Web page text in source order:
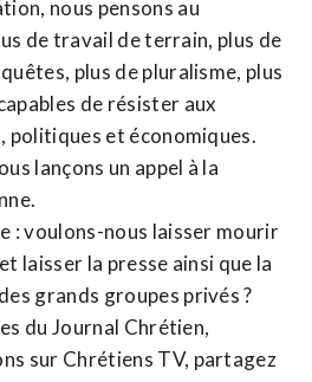
nous pensons au
de travail de terrain, plus de
plus de pluralisme, plus
de résister aux
politiques et économiques.
lançons un appel à la
: voulons-nous laisser mourir
laisser la presse ainsi que la
grands groupes privés ?
du Journal Chrétien,
sur Chrétiens TV, partagez